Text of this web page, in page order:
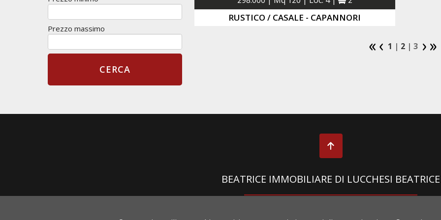
RUSTICO / CASALE - CAPANNORI
1 | 2| 3
Prezzo massimo
BEATRICE IMMOBILIARE DI LUCCHESI BEATRICE